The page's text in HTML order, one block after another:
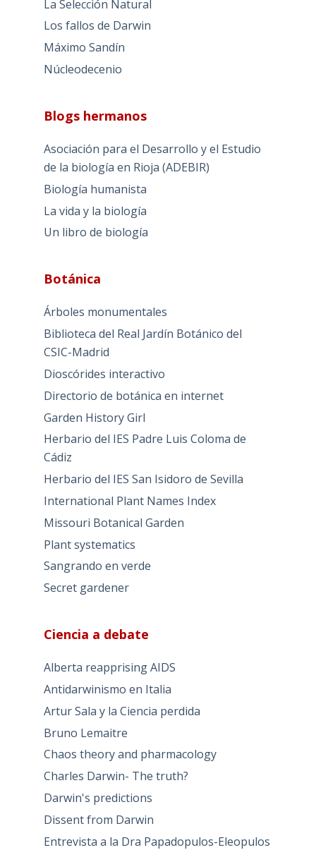
La Selección Natural
Los fallos de Darwin
Máximo Sandín
Núcleodecenio
Blogs hermanos
Asociación para el Desarrollo y el Estudio
de la biología en Rioja (ADEBIR)
Biología humanista
La vida y la biología
Un libro de biología
Botánica
Árboles monumentales
Biblioteca del Real Jardín Botánico del
CSIC-Madrid
Dioscórides interactivo
Directorio de botánica en internet
Garden History Girl
Herbario del IES Padre Luis Coloma de
Cádiz
Herbario del IES San Isidoro de Sevilla
International Plant Names Index
Missouri Botanical Garden
Plant systematics
Sangrando en verde
Secret gardener
Ciencia a debate
Alberta reapprising AIDS
Antidarwinismo en Italia
Artur Sala y la Ciencia perdida
Bruno Lemaitre
Chaos theory and pharmacology
Charles Darwin- The truth?
Darwin's predictions
Dissent from Darwin
Entrevista a la Dra Papadopulos-Eleopulos